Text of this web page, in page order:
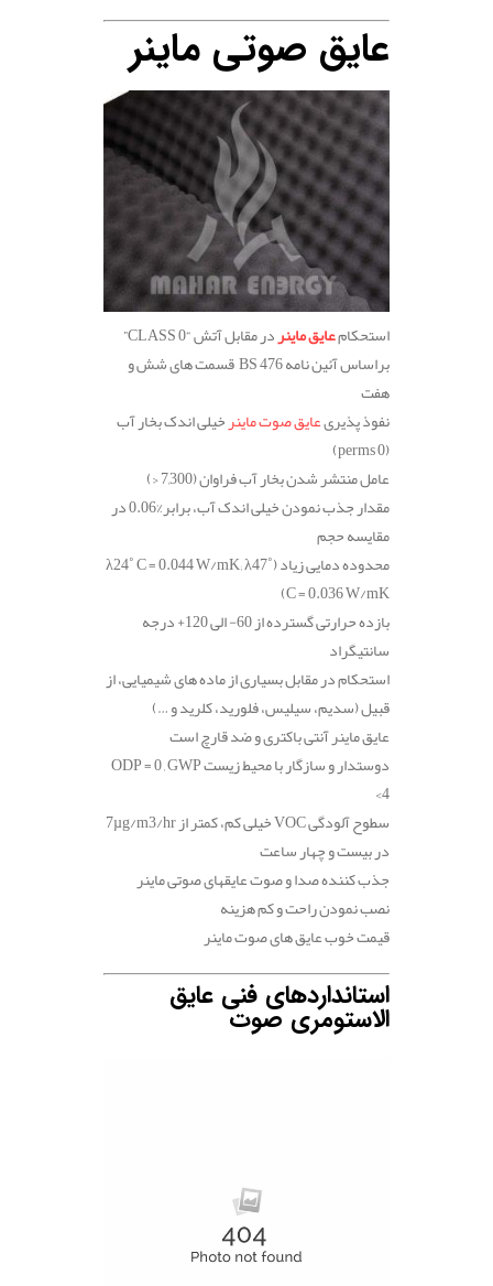
عایق صوتی ماینر
استحکامعایق ماینردر مقابل آتش“CLASS 0”
براساس آئین نامهBS 476قسمت های شش و
هفت
نفوذ پذیریعایق صوت ماینرخیلی اندک بخار آب
(perms 0)
عامل منتشر شدن بخار آب فراوان(7,300 <)
مقدار جذب نمودن خیلی اندک آب، برابر%0.06
در
مقایسه حجم
محدوده دمایی زیاد (λ24˚ C = 0.044 W/mK; λ47˚
C = 0.036 W/mK)
بازده حرارتی گسترده از 60- الی 120+ درجه
سانتیگراد
استحکام در مقابل بسیاری از ماده های شیمیایی، از
قبیل (سدیم، سیلیس، فلورید، کلرید و …)
عایق ماینر آنتی باکتری و ضد قارچ است
دوستدار و سازگار با محیط زیستODP = 0 , GWP
<4
سطوح آلودگیVOCخیلی کم، کمتر از7µg/m3/hr
در بیست و چهار ساعت
جذب کننده صدا و صوت عایقهای صوتی ماینر
نصب نمودن راحت و کم هزینه
قیمت خوب عایق های صوت ماینر
استانداردهای فنی عایق
الاستومری صوت